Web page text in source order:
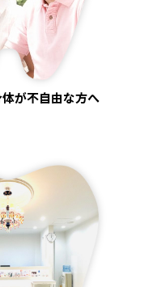
が不自由な方へ